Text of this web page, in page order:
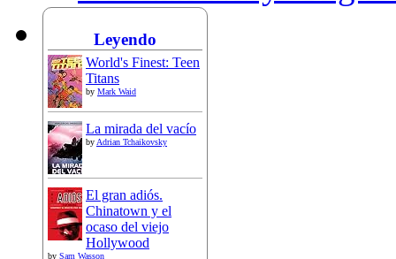
Leyendo
World's Finest: Teen
Titans
by Mark Waid
La mirada del vacío
byAdrian Tchaikovsky
El gran adiós.
Chinatown y el
ocaso del viejo
Hollywood
by Sam Wasson